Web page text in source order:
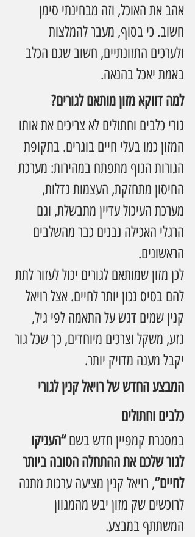
אהב את האוכל, וזה מבחינתי סימן
חשוב. כי בסוף, מעבר להמלצות
ולערכים התזונתיים, חשוב שגם הכלב
באמת יאכל בהנאה.
למה דווקא מזון מותאם לגורים?
גורי כלבים וחתולים לא צריכים את אותו
המזון כמו בעלי חיים בוגרים. בתקופת
הגורות הגוף מתפתח במהירות: מערכת
החיסון מתחזקת, העצמות גדלות,
מערכת העיכול עדיין מתבשלת, וגם
הרגלי האכילה נבנים כבר מהשלבים
הראשונים.
לכן מזון שמותאם לגורים יכול לעזור לתת
להם בסיס נכון יותר לחיים. אצל רויאל
קנין שמים דגש על התאמה לפי גיל,
גזע, משקל וצרכים מיוחדים, כך שכל גור
יקבל מענה מדויק יותר.
המבצע החדש של רויאל קנין לגורי
כלבים וחתולים
במסגרת קמפיין חדש בשם “העניקו
לגור שלכם את ההתחלה הטובה ביותר
לחיים”, רויאל קנין מציעה ערכות מתנה
לרוכשים שק מזון יבש מהמגוון
המשתתף במבצע.